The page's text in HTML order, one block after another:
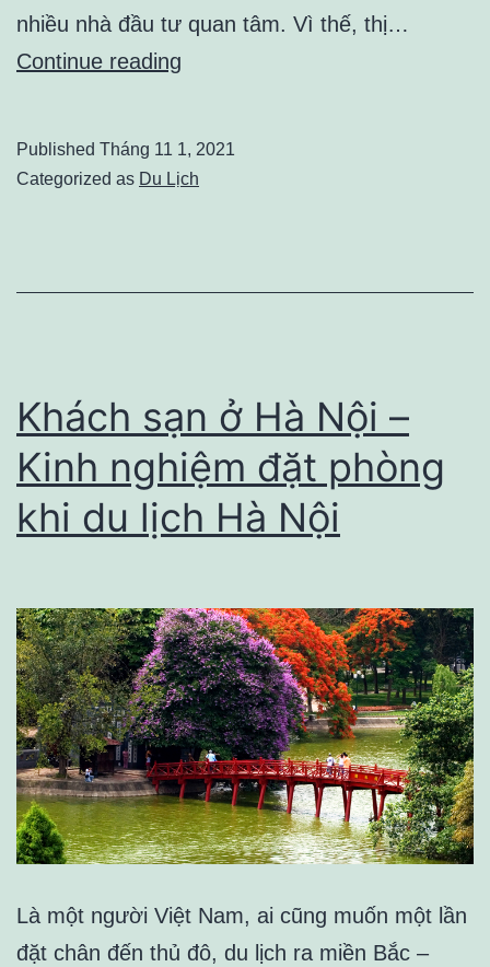
nhiều nhà đầu tư quan tâm. Vì thế, thị…
Continue reading
ty
ngoài
uy
tín
tại
Việt
Published Tháng 11 1, 2021
Categorized as Du Lịch
Khách sạn ở Hà Nội –
Kinh nghiệm đặt phòng
khi du lịch Hà Nội
Là một người Việt Nam, ai cũng muốn một lần
đặt chân đến thủ đô, du lịch ra miền Bắc –